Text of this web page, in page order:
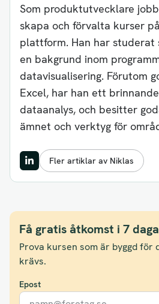
Som produktutvecklare
skapa och förvalta kurser
plattform. Han har studerat
en bakgrund inom
datavisualisering. Förutom
Excel, har han ett
dataanalys, och besitter
ämnet och verktyg för
Fler artiklar av Niklas
Få gratis åtkomst i 7
Prova kursen som är byggd
krävs.
Epost